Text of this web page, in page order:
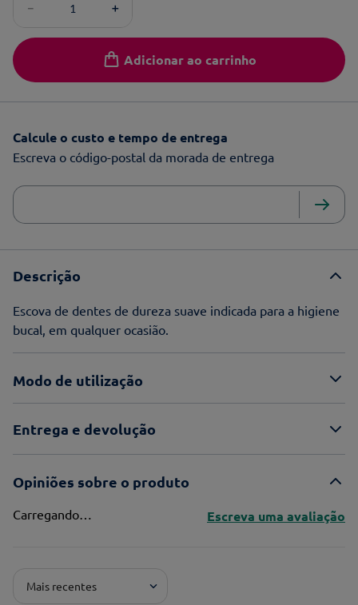
＋
－
Adicionar ao carrinho
Calcule o custo e tempo de entrega
Escreva o código-postal da morada de entrega
Descrição
Escova de dentes de dureza suave indicada para a higiene
bucal, em qualquer ocasião.
Modo de utilização
Entrega e devolução
Opiniões sobre o produto
Carregando… Escreva uma avaliação
Pontuação*
Mais recentes